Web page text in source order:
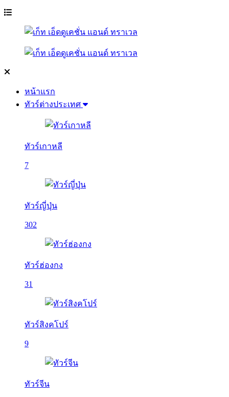
หน้าแรก
ทัวร์ต่างประเทศ
ทัวร์เกาหลี
7
ทัวร์ญี่ปุ่น
302
ทัวร์ฮ่องกง
31
ทัวร์สิงคโปร์
9
ทัวร์จีน